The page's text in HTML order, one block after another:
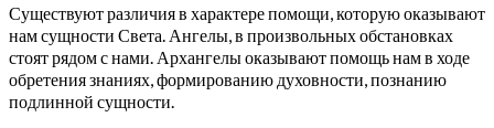
Существуют различия в характере помощи, которую оказывают
нам сущности Света. Ангелы, в произвольных обстановках
стоят рядом с нами. Архангелы оказывают помощь нам в ходе
обретения знаниях, формированию духовности, познанию
подлинной сущности.